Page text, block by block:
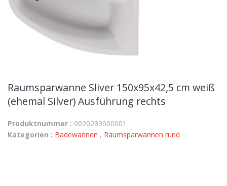
Raumsparwanne Sliver 150x95x42,5 cm weiß
(ehemal Silver) Ausführung rechts
Produktnummer : 0020239000001
Kategorien : Badewannen , Raumsparwannen rund